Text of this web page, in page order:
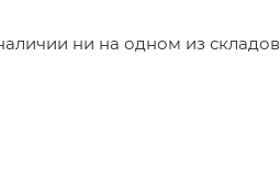
ни на одном из складов